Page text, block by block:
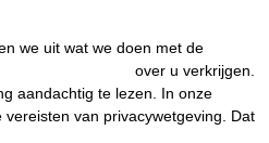
we uit wat we doen met de
over u verkrijgen.
aandachtig te lezen. In onze
van privacywetgeving. Dat